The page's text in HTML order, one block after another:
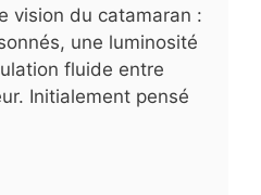
vision du catamaran :
une luminosité
fluide entre
Initialement pensé